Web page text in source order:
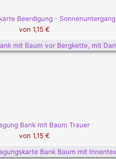
Beerdigung - Sonnenuntergang
von 1,15 €
Bank mit Baum Trauer
von 1,15 €